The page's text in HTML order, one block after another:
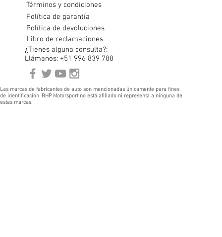
Términos y condiciones
Política de garantía
Política de devoluciones
Libro de reclamaciones
¿Tienes alguna consulta?:
Llámanos: +51 996 839 788
Las marcas de fabricantes de auto son mencionadas únicamente para fines
de identificación. BHP Motorsport no está afiliado ni representa a ninguna de
estas marcas.